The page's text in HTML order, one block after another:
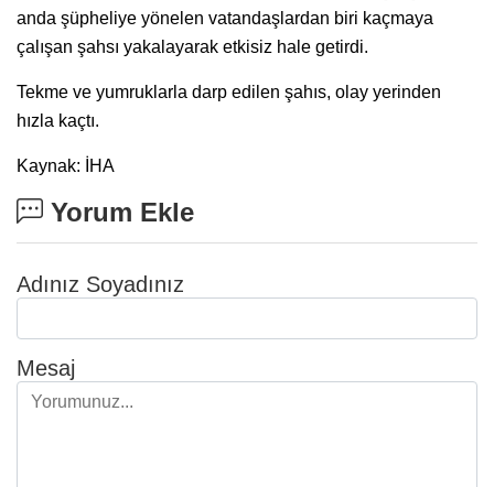
anda şüpheliye yönelen vatandaşlardan biri kaçmaya
çalışan şahsı yakalayarak etkisiz hale getirdi.
Tekme ve yumruklarla darp edilen şahıs, olay yerinden
hızla kaçtı.
Kaynak: İHA
Yorum Ekle
Adınız Soyadınız
Mesaj